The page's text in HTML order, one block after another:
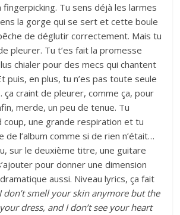
Tu sens déjà les larmes
la gorge qui se sert et cette boule
de déglutir correctement. Mais tu
pleurer. Tu t’es fait la promesse
chialer pour des mecs qui chantent
puis, en plus, tu n’es pas toute seule
craint de pleurer, comme ça, pour
merde, un peu de tenue. Tu
coup, une grande respiration et tu
de l’album comme si de rien n’était…
sur le deuxième titre, une guitare
pour donner une dimension
aussi. Niveau lyrics, ça fait
I don’t smell your skin anymore but the
dress, and I don’t see your heart